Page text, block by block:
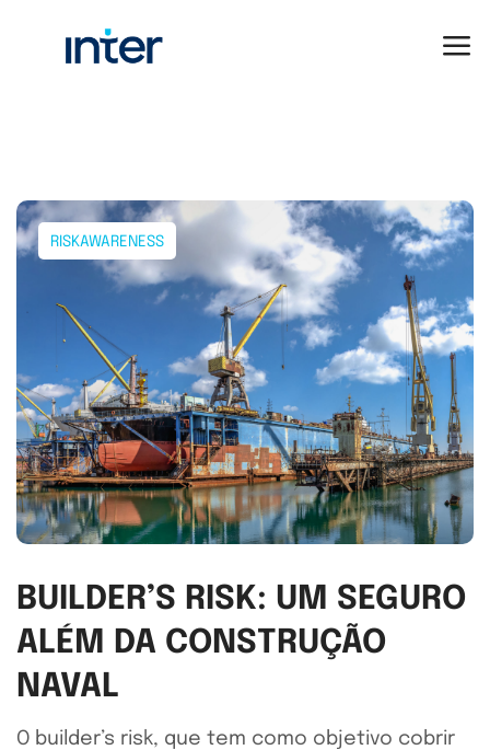
RISKAWARENESS
BUILDER’S RISK: UM SEGURO
ALÉM DA CONSTRUÇÃO
NAVAL
O builder’s risk, que tem como objetivo cobrir